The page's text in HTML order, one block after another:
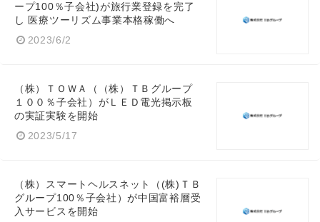
ープ100％子会社)が旅行業登録を完了
し 医療ツーリズム事業本格稼働へ
2023/6/2
（株）ＴＯＷＡ（（株）ＴＢグループ
１００％子会社）がＬＥＤ電光掲示板
の実証実験を開始
2023/5/17
（株）スマートヘルスネット（(株)ＴＢ
グループ100％子会社）が中国富裕層受
入サービスを開始